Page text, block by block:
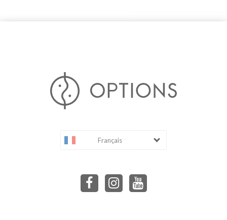
Français